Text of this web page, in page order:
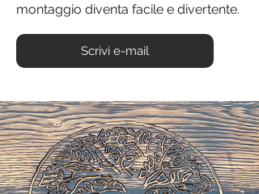
montaggio diventa facile e divertente.
Scrivi e-mail